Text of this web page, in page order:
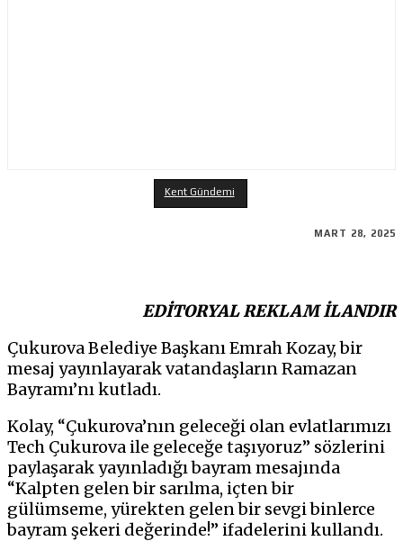
Kent Gündemi
MART 28, 2025
EDİTORYAL REKLAM İLANDIR
Çukurova Belediye Başkanı Emrah Kozay, bir
mesaj yayınlayarak vatandaşların Ramazan
Bayramı’nı kutladı.
Kolay, “Çukurova’nın geleceği olan evlatlarımızı
Tech Çukurova ile geleceğe taşıyoruz” sözlerini
paylaşarak yayınladığı bayram mesajında
“Kalpten gelen bir sarılma, içten bir
gülümseme, yürekten gelen bir sevgi binlerce
bayram şekeri değerinde!” ifadelerini kullandı.